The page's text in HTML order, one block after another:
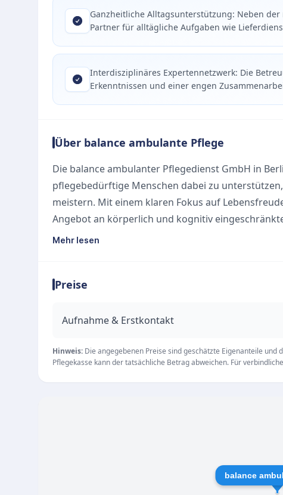
Ganzheitliche Alltagsunterstützung: Neben
Partner für alltägliche Aufgaben wie
Interdisziplinäres Expertennetzwerk: Die
Erkenntnissen und einer engen
Über balance ambulante Pflege
Die balance ambulanter Pflegedienst GmbH in
pflegebedürftige Menschen dabei zu
meistern. Mit einem klaren Fokus auf
Angebot an körperlich und kognitiv
Team auch speziellen und anspruchsvollen
Neben der klassischen ambulanten Pflege legt
pflegewissenschaftliche Erkenntnisse sowie ein
erprobte Partner für zusätzliche
Lieferdienst.
Soziales Engagement und Teamkultur
liebevolle Betreuung der Klienten auswirkt.
Mehr lesen
Preise
Aufnahme & Erstkontakt
Hinweis: Die angegebenen Preise sind geschätzte Eigenanteile
Pflegekasse kann der tatsächliche Betrag abweichen. Für
balance